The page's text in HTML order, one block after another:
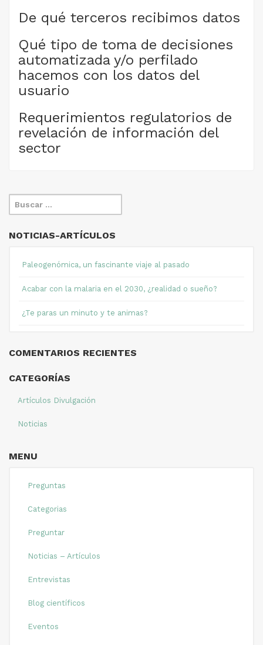
De qué terceros recibimos datos
Qué tipo de toma de decisiones
automatizada y/o perfilado
hacemos con los datos del
usuario
Requerimientos regulatorios de
revelación de información del
sector
NOTICIAS-ARTÍCULOS
Paleogenómica, un fascinante viaje al pasado
Acabar con la malaria en el 2030, ¿realidad o sueño?
¿Te paras un minuto y te animas?
COMENTARIOS RECIENTES
CATEGORÍAS
Artículos Divulgación
Noticias
MENU
Preguntas
Categorias
Preguntar
Noticias – Artículos
Entrevistas
Blog científicos
Eventos